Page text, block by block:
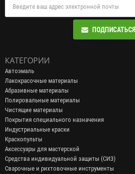
ПОДПИСАТЬСЯ
КАТЕГОРИИ
Автоэмаль
Лакокрасочные материалы
Абразивные материалы
Полировальные материалы
Чистящие материалы
Покрытия специального назначения
Индустриальные краски
Краскопульты
Аксессуары для мастерской
Средства индивидуальной защиты (СИЗ)
Сварочные и рихтовочные инструменты